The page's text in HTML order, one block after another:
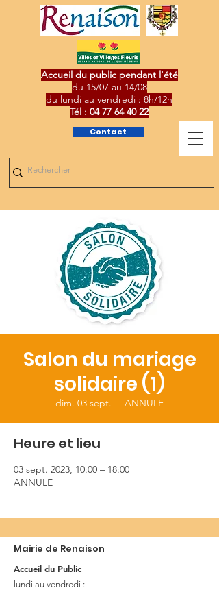
Contact
Accueil du public pendant l'été
du 15/07 au 14/08
du lundi au vendredi : 8h/12h
Tél : 04 77 64 40 22
Salon du mariage
solidaire (1)
dim. 03 sept.
  |
ANNULE
Heure et lieu
03 sept. 2023, 10:00 – 18:00
ANNULE
Mairie de Renaison
Accueil du Public
lundi au vendredi :